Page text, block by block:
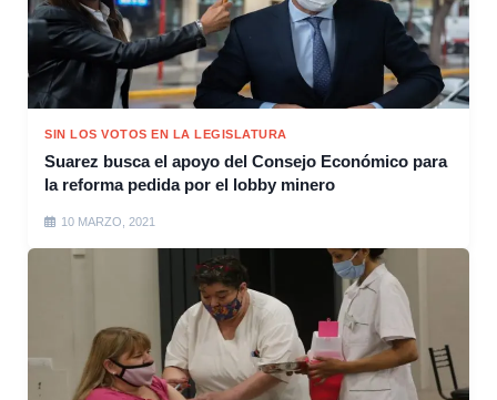
SIN LOS VOTOS EN LA LEGISLATURA
Suarez busca el apoyo del Consejo Económico para
la reforma pedida por el lobby minero
10 MARZO, 2021